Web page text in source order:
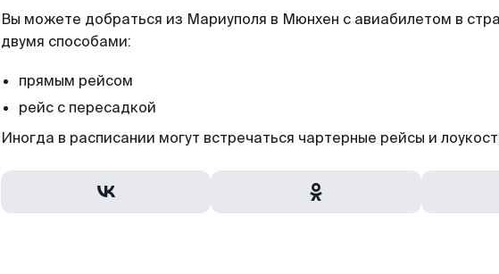
Вы можете добраться из Мариуполя в Мюнхен с авиабилетом в
двумя способами:
прямым рейсом
рейс с пересадкой
Иногда в расписании могут встречаться чартерные рейсы и